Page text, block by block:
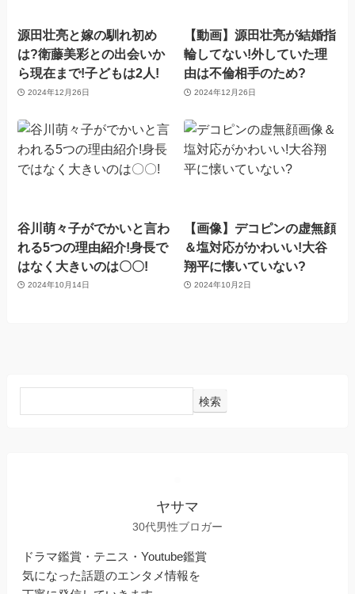
源田壮亮と嫁の馴れ初め
は?衛藤美彩との出会いか
ら現在まで!子どもは2人!
2024年12月26日
【動画】源田壮亮が結婚指
輪してない!外していた理
由は不倫相手のため?
2024年12月26日
谷川萌々子がでかいと言わ
れる5つの理由紹介!身長で
はなく大きいのは〇〇!
2024年10月14日
【画像】デコピンの虚無顔
＆塩対応がかわいい!大谷
翔平に懐いていない?
2024年10月2日
検索
ヤサマ
30代男性ブロガー
ドラマ鑑賞・テニス・Youtube鑑賞
気になった話題のエンタメ情報を